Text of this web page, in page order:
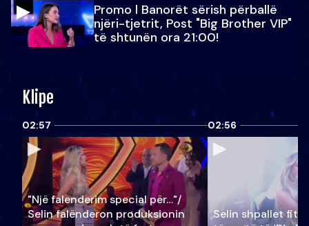
Promo l Banorët sërish përballë
njëri-tjetrit, Post "Big Brother VIP"
të shtunën ora 21:00!
Klipe
02:57
"Një falenderim special për…"/
Selin falënderon produksionin
02:56
Selin shpallet